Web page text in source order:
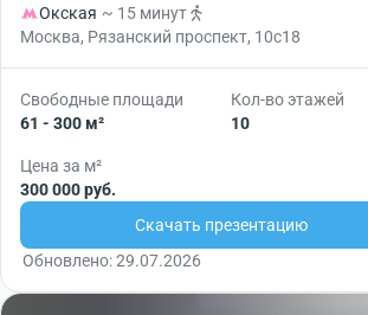
Окская ~ 15 минут
Москва, Рязанский проспект, 10с18
Свободные площади
61 - 300 м²
Кол-во этажей
10
Цена за м²
300 000 руб.
Скачать презентацию
Обновлено: 29.07.2026